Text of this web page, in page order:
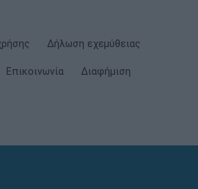
Δήλωση εχεμύθειας
Επικοινωνία Διαφήμιση